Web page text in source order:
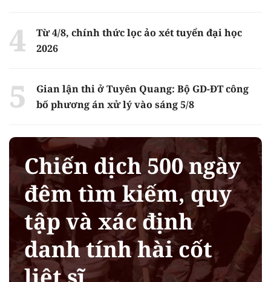
Từ 4/8, chính thức lọc ảo xét tuyển đại học
2026
Gian lận thi ở Tuyên Quang: Bộ GD-ĐT công
bố phương án xử lý vào sáng 5/8
Chiến dịch 500 ngày
đêm tìm kiếm, quy
tập và xác định
danh tính hài cốt